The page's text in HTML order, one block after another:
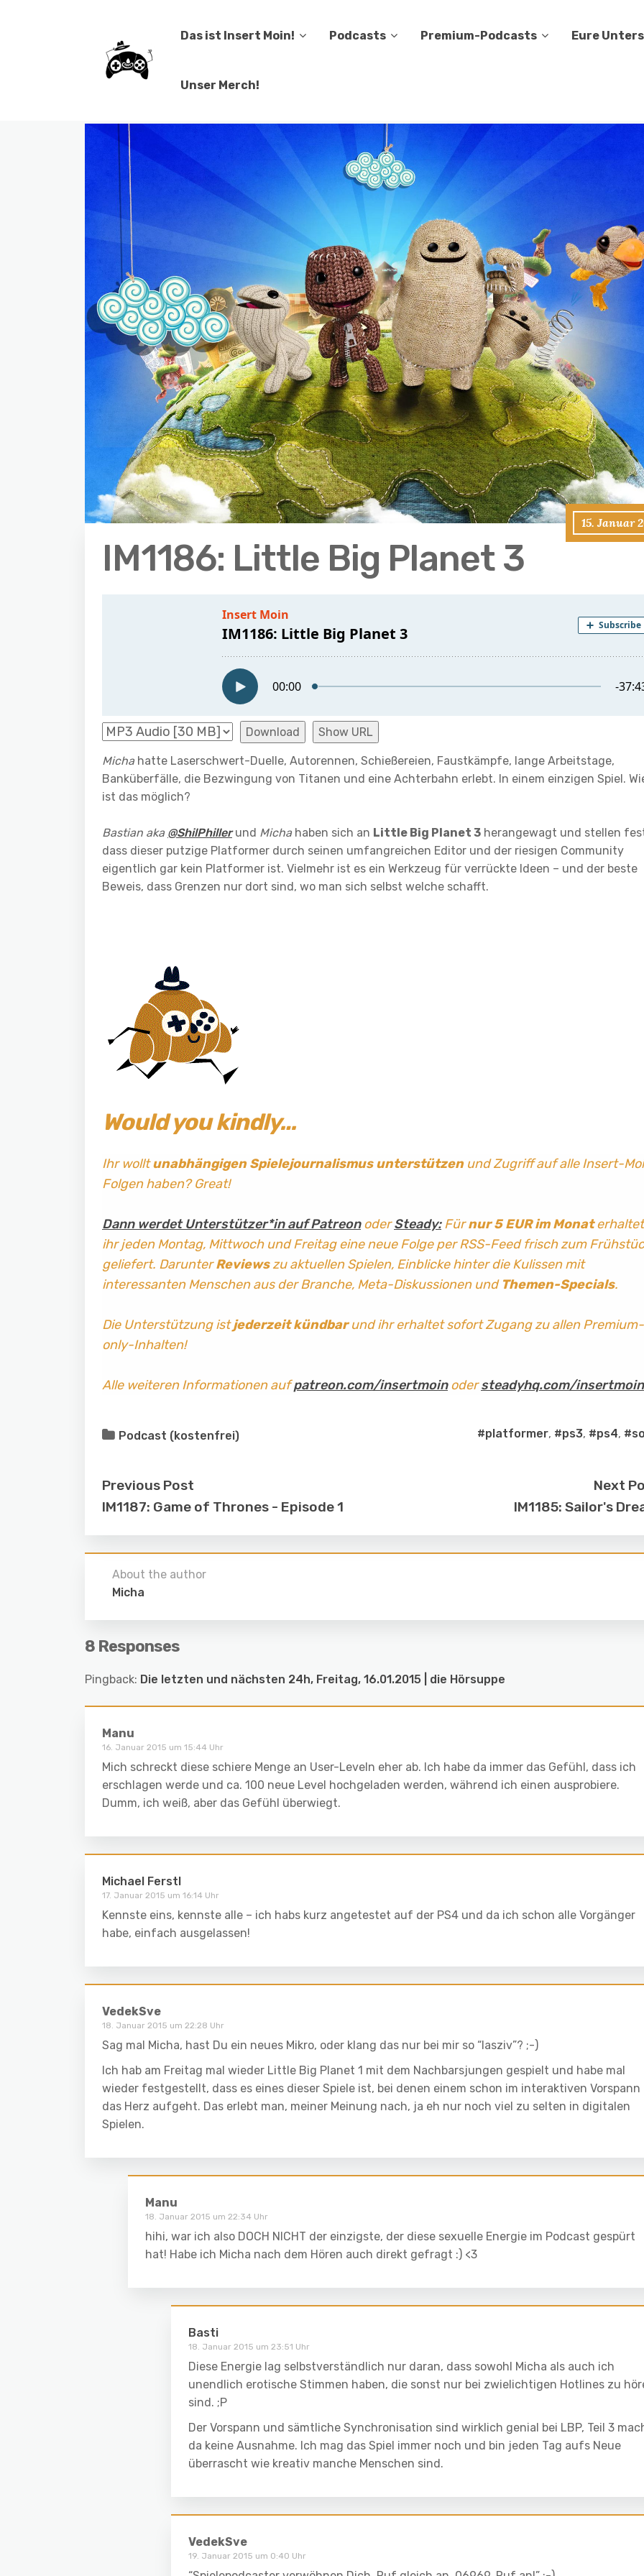
Das ist Insert Moin! Podcasts Premium-Podcasts Eure
Unser Merch!
15. Januar
IM1186: Little Big Planet 3
Download Show URL
Michahatte Laserschwert-Duelle, Autorennen, Schießereien, Faustkämpfe, lange Arbeitstage,
Banküberfälle, die Bezwingung von Titanen und eine Achterbahn erlebt. In einem einzigen Spiel.
ist das möglich?
Bastian aka @ShilPhillerund Michahaben sich an Little Big Planet 3 herangewagt und stellen
dass dieser putzige Platformer durch seinen umfangreichen Editor und der riesigen Community
eigentlich gar kein Platformer ist. Vielmehr ist es ein Werkzeug für verrückte Ideen – und der beste
Beweis, dass Grenzen nur dort sind, wo man sich selbst welche schafft.
Would you kindly…
Ihr wolltunabhängigen Spielejournalismus unterstützenund Zugriff auf alle Insert-
Folgen haben? Great!
Dann werdet Unterstützer*in auf PatreonoderSteady:Fürnur 5 EUR im Monaterhaltet
ihr jeden Montag, Mittwoch und Freitag eine neue Folge per RSS-Feed frisch zum
geliefert. DarunterReviewszu aktuellen Spielen, Einblicke hinter die Kulissen mit
interessanten Menschen aus der Branche, Meta-Diskussionen und Themen-Specials.
Die Unterstützung istjederzeit kündbarund ihr erhaltet sofort Zugang zu allen Premium-
only-Inhalten!
Alle weiteren Informationen aufpatreon.com/insertmoinodersteadyhq.com/insertmoin
Podcast (kostenfrei) #platformer, #ps3, #ps4,
Previous Post
IM1187: Game of Thrones - Episode 1
Next
IM1185: Sailor's
About the author
Micha
8 Responses
Pingback: Die letzten und nächsten 24h, Freitag, 16.01.2015 | die Hörsuppe
Manu
16. Januar 2015 um 15:44 Uhr
Mich schreckt diese schiere Menge an User-Leveln eher ab. Ich habe da immer das Gefühl, dass ich
erschlagen werde und ca. 100 neue Level hochgeladen werden, während ich einen ausprobiere.
Dumm, ich weiß, aber das Gefühl überwiegt.
Michael Ferstl
17. Januar 2015 um 16:14 Uhr
Kennste eins, kennste alle – ich habs kurz angetestet auf der PS4 und da ich schon alle Vorgänger
habe, einfach ausgelassen!
VedekSve
18. Januar 2015 um 22:28 Uhr
Sag mal Micha, hast Du ein neues Mikro, oder klang das nur bei mir so “lasziv”? ;-)
Ich hab am Freitag mal wieder Little Big Planet 1 mit dem Nachbarsjungen gespielt und habe mal
wieder festgestellt, dass es eines dieser Spiele ist, bei denen einem schon im interaktiven Vorspann
das Herz aufgeht. Das erlebt man, meiner Meinung nach, ja eh nur noch viel zu selten in digitalen
Spielen.
Manu
18. Januar 2015 um 22:34 Uhr
hihi, war ich also DOCH NICHT der einzigste, der diese sexuelle Energie im Podcast gespürt
hat! Habe ich Micha nach dem Hören auch direkt gefragt :) <3
Basti
18. Januar 2015 um 23:51 Uhr
Diese Energie lag selbstverständlich nur daran, dass sowohl Micha als auch ich
unendlich erotische Stimmen haben, die sonst nur bei zwielichtigen Hotlines zu
sind. ;P
Der Vorspann und sämtliche Synchronisation sind wirklich genial bei LBP, Teil 3
da keine Ausnahme. Ich mag das Spiel immer noch und bin jeden Tag aufs Neue
überrascht wie kreativ manche Menschen sind.
VedekSve
19. Januar 2015 um 0:40 Uhr